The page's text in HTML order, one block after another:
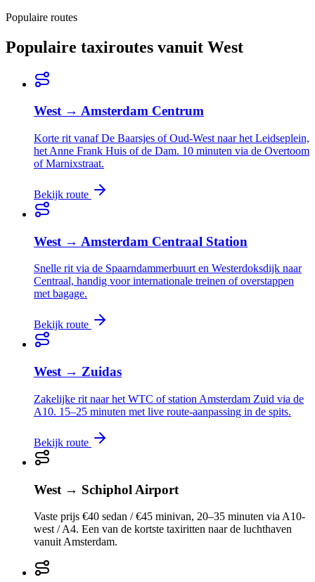
Populaire routes
Populaire taxiroutes vanuit West
West→ Amsterdam Centrum
Korte rit vanaf De Baarsjes of Oud-West naar het Leidseplein,
het Anne Frank Huis of de Dam. 10 minuten via de Overtoom
of Marnixstraat.
Bekijk route
West → Amsterdam Centraal Station
Snelle rit via de Spaarndammerbuurt en Westerdoksdijk naar
Centraal, handig voor internationale treinen of overstappen
met bagage.
Bekijk route
West → Zuidas
Zakelijke rit naar het WTC of station Amsterdam Zuid via de
A10. 15–25 minuten met live route-aanpassing in de spits.
Bekijk route
West → Schiphol Airport
Vaste prijs €40 sedan / €45 minivan, 20–35 minuten via A10-
west / A4. Een van de kortste taxiritten naar de luchthaven
vanuit Amsterdam.